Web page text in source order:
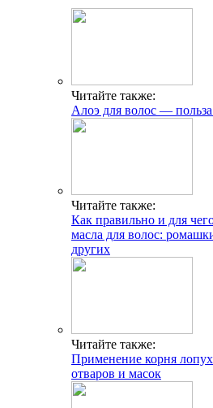
Читайте также:
Алоэ для волос —
Читайте также:
Как правильно и для
масла для волос:
других
Читайте также:
Применение корня
отваров и масок